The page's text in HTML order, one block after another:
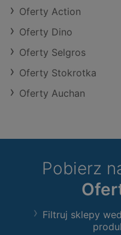
Oferty Action
Oferty Dino
Oferty Selgros
Oferty Stokrotka
Oferty Auchan
Pobierz
Filtruj sklepy